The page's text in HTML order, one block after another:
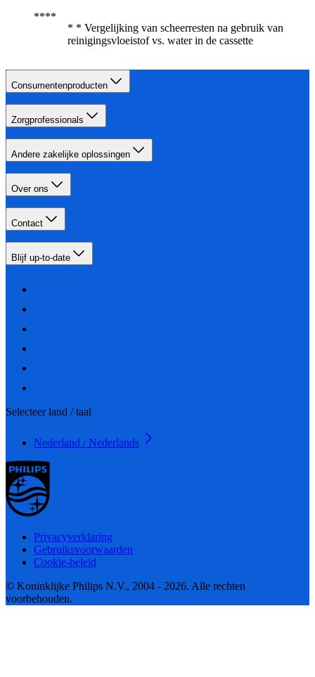
* * Vergelijking van scheerresten na gebruik van
reinigingsvloeistof vs. water in de cassette
Consumentenproducten
Zorgprofessionals
Andere zakelijke oplossingen
Over ons
Contact
Blijf up-to-date
Selecteer land / taal
Nederland / Nederlands
Privacyverklaring
Gebruiksvoorwaarden
Cookie-beleid
© Koninklijke Philips N.V., 2004 - 2026. Alle rechten
voorbehouden.